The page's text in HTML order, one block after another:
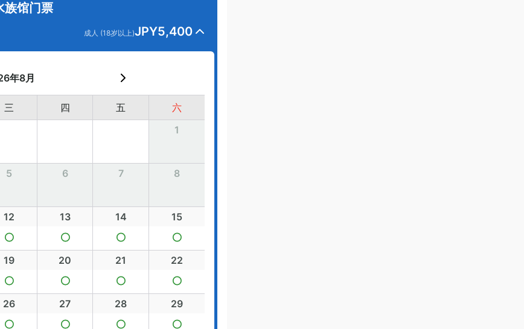
族馆门票
成人 (18岁以上)JPY5,400
年8月
三 四 五
六
1
5 6 7 8
12 13 14 15
19 20 21 22
26 27 28 29